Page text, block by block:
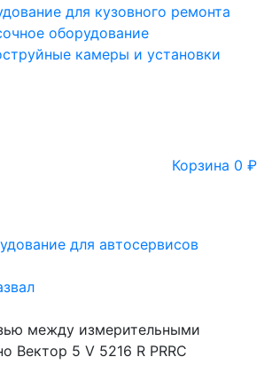
для кузовного ремонта
оборудование
камеры и установки
Корзина 0 ₽
для автосервисов
между измерительными
Вектор 5 V 5216 R PRRC